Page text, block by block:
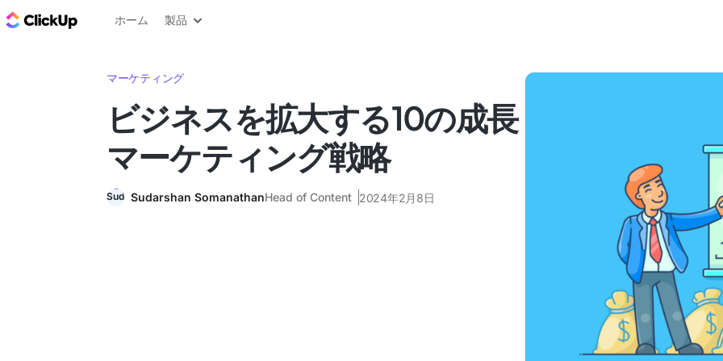
ClickUp ブログ
ホーム 製品
マーケティング
ビジネスを拡大する10の成長
マーケティング戦略
Sudarshan SomanathanHead of Content 2024年2月8日